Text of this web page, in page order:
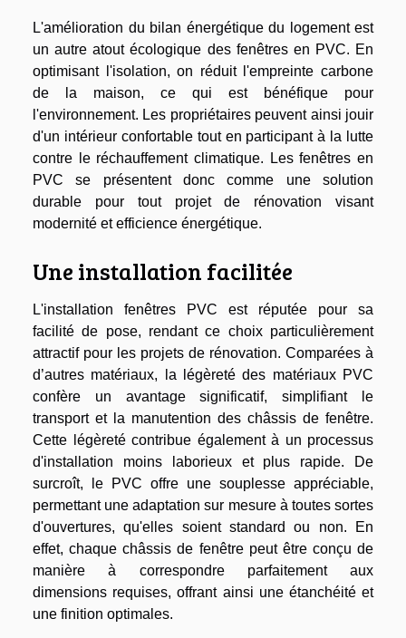
L'amélioration du bilan énergétique du logement est
un autre atout écologique des fenêtres en PVC. En
optimisant l'isolation, on réduit l'empreinte carbone
de la maison, ce qui est bénéfique pour
l'environnement. Les propriétaires peuvent ainsi jouir
d'un intérieur confortable tout en participant à la lutte
contre le réchauffement climatique. Les fenêtres en
PVC se présentent donc comme une solution
durable pour tout projet de rénovation visant
modernité et efficience énergétique.
Une installation facilitée
L'installation fenêtres PVC est réputée pour sa
facilité de pose, rendant ce choix particulièrement
attractif pour les projets de rénovation. Comparées à
d’autres matériaux, la légèreté des matériaux PVC
confère un avantage significatif, simplifiant le
transport et la manutention des châssis de fenêtre.
Cette légèreté contribue également à un processus
d'installation moins laborieux et plus rapide. De
surcroît, le PVC offre une souplesse appréciable,
permettant une adaptation sur mesure à toutes sortes
d'ouvertures, qu'elles soient standard ou non. En
effet, chaque châssis de fenêtre peut être conçu de
manière à correspondre parfaitement aux
dimensions requises, offrant ainsi une étanchéité et
une finition optimales.